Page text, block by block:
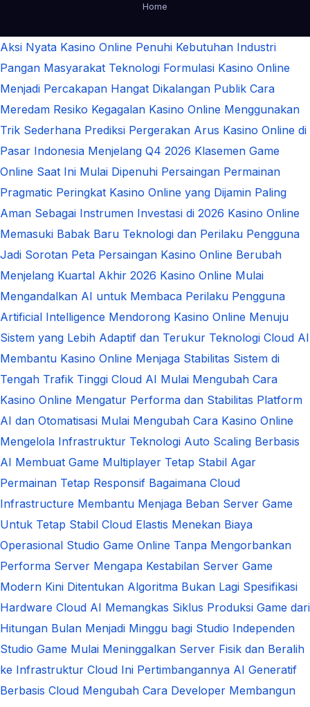
Home
Aksi Nyata Kasino Online Penuhi Kebutuhan Industri
Pangan Masyarakat Teknologi Formulasi Kasino Online
Menjadi Percakapan Hangat Dikalangan Publik Cara
Meredam Resiko Kegagalan Kasino Online Menggunakan
Trik Sederhana Prediksi Pergerakan Arus Kasino Online di
Pasar Indonesia Menjelang Q4 2026 Klasemen Game
Online Saat Ini Mulai Dipenuhi Persaingan Permainan
Pragmatic Peringkat Kasino Online yang Dijamin Paling
Aman Sebagai Instrumen Investasi di 2026 Kasino Online
Memasuki Babak Baru Teknologi dan Perilaku Pengguna
Jadi Sorotan Peta Persaingan Kasino Online Berubah
Menjelang Kuartal Akhir 2026 Kasino Online Mulai
Mengandalkan AI untuk Membaca Perilaku Pengguna
Artificial Intelligence Mendorong Kasino Online Menuju
Sistem yang Lebih Adaptif dan Terukur Teknologi Cloud AI
Membantu Kasino Online Menjaga Stabilitas Sistem di
Tengah Trafik Tinggi Cloud AI Mulai Mengubah Cara
Kasino Online Mengatur Performa dan Stabilitas Platform
AI dan Otomatisasi Mulai Mengubah Cara Kasino Online
Mengelola Infrastruktur Teknologi Auto Scaling Berbasis
AI Membuat Game Multiplayer Tetap Stabil Agar
Permainan Tetap Responsif Bagaimana Cloud
Infrastructure Membantu Menjaga Beban Server Game
Untuk Tetap Stabil Cloud Elastis Menekan Biaya
Operasional Studio Game Online Tanpa Mengorbankan
Performa Server Mengapa Kestabilan Server Game
Modern Kini Ditentukan Algoritma Bukan Lagi Spesifikasi
Hardware Cloud AI Memangkas Siklus Produksi Game dari
Hitungan Bulan Menjadi Minggu bagi Studio Independen
Studio Game Mulai Meninggalkan Server Fisik dan Beralih
ke Infrastruktur Cloud Ini Pertimbangannya AI Generatif
Berbasis Cloud Mengubah Cara Developer Membangun